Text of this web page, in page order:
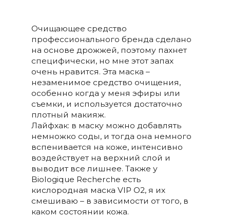
Очищающее средство
профессионального бренда сделано
на основе дрожжей, поэтому пахнет
специфически, но мне этот запах
очень нравится. Эта маска –
незаменимое средство очищения,
особенно когда у меня эфиры или
съемки, и используется достаточно
плотный макияж.
Лайфхак: в маску можно добавлять
немножко соды, и тогда она немного
вспенивается на коже, интенсивно
воздействует на верхний слой и
выводит все лишнее. Также у
Biologique Recherche есть
кислородная маска VIP O2, я их
смешиваю – в зависимости от того, в
каком состоянии кожа.